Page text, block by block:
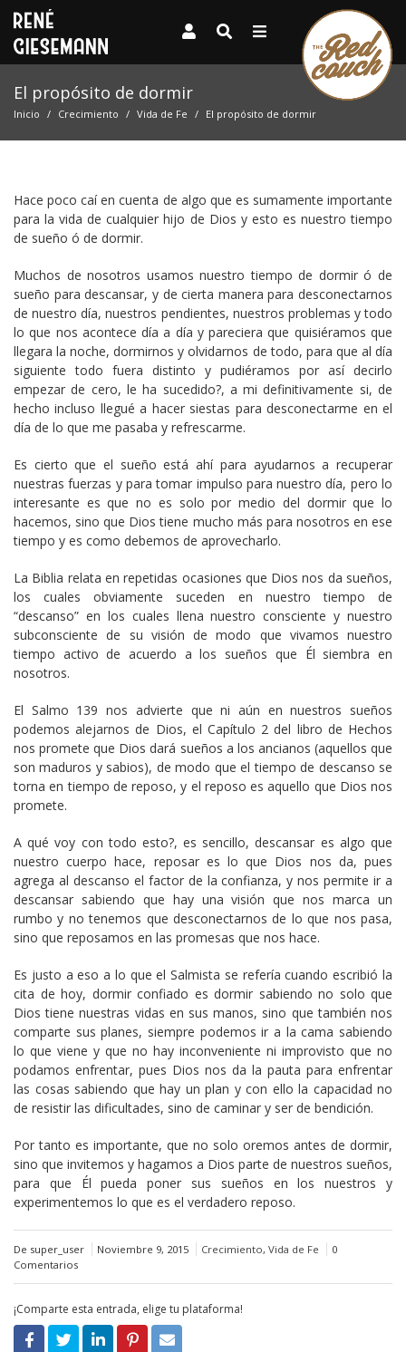
El propósito de dormir
Inicio Crecimiento Vida de Fe El propósito de dormir
Hace poco caí en cuenta de algo que es sumamente importante
para la vida de cualquier hijo de Dios y esto es nuestro tiempo
de sueño ó de dormir.
Muchos de nosotros usamos nuestro tiempo de dormir ó de
sueño para descansar, y de cierta manera para desconectarnos
de nuestro día, nuestros pendientes, nuestros problemas y todo
lo que nos acontece día a día y pareciera que quisiéramos que
llegara la noche, dormirnos y olvidarnos de todo, para que al día
siguiente todo fuera distinto y pudiéramos por así decirlo
empezar de cero, le ha sucedido?, a mi definitivamente si, de
hecho incluso llegué a hacer siestas para desconectarme en el
día de lo que me pasaba y refrescarme.
Es cierto que el sueño está ahí para ayudarnos a recuperar
nuestras fuerzas y para tomar impulso para nuestro día, pero lo
interesante es que no es solo por medio del dormir que lo
hacemos, sino que Dios tiene mucho más para nosotros en ese
tiempo y es como debemos de aprovecharlo.
La Biblia relata en repetidas ocasiones que Dios nos da sueños,
los cuales obviamente suceden en nuestro tiempo de
“descanso” en los cuales llena nuestro consciente y nuestro
subconsciente de su visión de modo que vivamos nuestro
tiempo activo de acuerdo a los sueños que Él siembra en
nosotros.
El Salmo 139 nos advierte que ni aún en nuestros sueños
podemos alejarnos de Dios, el Capítulo 2 del libro de Hechos
nos promete que Dios dará sueños a los ancianos (aquellos que
son maduros y sabios), de modo que el tiempo de descanso se
torna en tiempo de reposo, y el reposo es aquello que Dios nos
promete.
A qué voy con todo esto?, es sencillo, descansar es algo que
nuestro cuerpo hace, reposar es lo que Dios nos da, pues
agrega al descanso el factor de la confianza, y nos permite ir a
descansar sabiendo que hay una visión que nos marca un
rumbo y no tenemos que desconectarnos de lo que nos pasa,
sino que reposamos en las promesas que nos hace.
Es justo a eso a lo que el Salmista se refería cuando escribió la
cita de hoy, dormir confiado es dormir sabiendo no solo que
Dios tiene nuestras vidas en sus manos, sino que también nos
comparte sus planes, siempre podemos ir a la cama sabiendo
lo que viene y que no hay inconveniente ni improvisto que no
podamos enfrentar, pues Dios nos da la pauta para enfrentar
las cosas sabiendo que hay un plan y con ello la capacidad no
de resistir las dificultades, sino de caminar y ser de bendición.
Por tanto es importante, que no solo oremos antes de dormir,
sino que invitemos y hagamos a Dios parte de nuestros sueños,
para que Él pueda poner sus sueños en los nuestros y
experimentemos lo que es el verdadero reposo.
De super_user Noviembre 9, 2015 Crecimiento, Vida de Fe
0
Comentarios
¡Comparte esta entrada, elige tu plataforma!